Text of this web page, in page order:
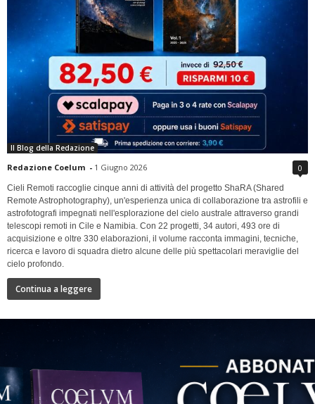
Il Blog della Redazione
Redazione Coelum - 1 Giugno 2026 0
Cieli Remoti raccoglie cinque anni di attività del progetto ShaRA (Shared
Remote Astrophotography), un'esperienza unica di collaborazione tra astrofili e
astrofotografi impegnati nell'esplorazione del cielo australe attraverso grandi
telescopi remoti in Cile e Namibia. Con 22 progetti, 34 autori, 493 ore di
acquisizione e oltre 330 elaborazioni, il volume racconta immagini, tecniche,
ricerca e lavoro di squadra dietro alcune delle più spettacolari meraviglie del
cielo profondo.
Continua a leggere